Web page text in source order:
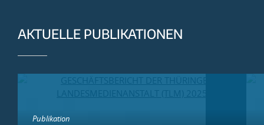
AKTUELLE PUBLIKATIONEN
Publikation